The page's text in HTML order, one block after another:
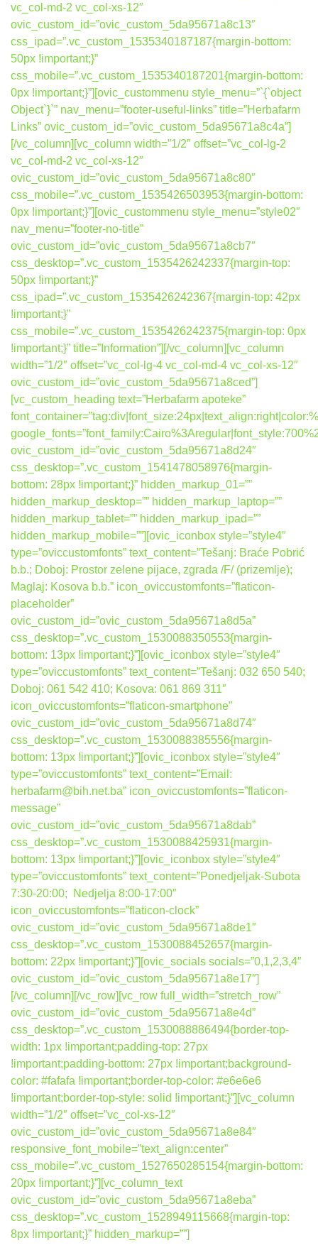
vc_col-md-2 vc_col-xs-12″
ovic_custom_id=”ovic_custom_5da95671a8c13″
css_ipad=”.vc_custom_1535340187187{margin-bottom:
50px !important;}”
css_mobile=”.vc_custom_1535340187201{margin-bottom:
0px !important;}”][ovic_custommenu style_menu=”`{`object
Object`}`” nav_menu=”footer-useful-links” title=”Herbafarm
Links” ovic_custom_id=”ovic_custom_5da95671a8c4a”]
[/vc_column][vc_column width=”1/2″ offset=”vc_col-lg-2
vc_col-md-2 vc_col-xs-12″
ovic_custom_id=”ovic_custom_5da95671a8c80″
css_mobile=”.vc_custom_1535426503953{margin-bottom:
0px !important;}”][ovic_custommenu style_menu=”style02″
nav_menu=”footer-no-title”
ovic_custom_id=”ovic_custom_5da95671a8cb7″
css_desktop=”.vc_custom_1535426242337{margin-top:
50px !important;}”
css_ipad=”.vc_custom_1535426242367{margin-top: 42px
!important;}”
css_mobile=”.vc_custom_1535426242375{margin-top: 0px
!important;}” title=”Information”][/vc_column][vc_column
width=”1/2″ offset=”vc_col-lg-4 vc_col-md-4 vc_col-xs-12″
ovic_custom_id=”ovic_custom_5da95671a8ced”]
[vc_custom_heading text=”Herbafarm apoteke”
ovic_custom_id=”ovic_custom_5da95671a8d24″
css_desktop=”.vc_custom_1541478058976{margin-
bottom: 28px !important;}” hidden_markup_01=””
hidden_markup_desktop=”” hidden_markup_laptop=””
hidden_markup_tablet=”” hidden_markup_ipad=””
hidden_markup_mobile=””][ovic_iconbox style=”style4″
type=”oviccustomfonts” text_content=”Tešanj: Braće Pobrić
b.b.; Doboj: Prostor zelene pijace, zgrada /F/ (prizemlje);
Maglaj: Kosova b.b.” icon_oviccustomfonts=”flaticon-
placeholder”
ovic_custom_id=”ovic_custom_5da95671a8d5a”
css_desktop=”.vc_custom_1530088350553{margin-
bottom: 13px !important;}”][ovic_iconbox style=”style4″
type=”oviccustomfonts” text_content=”Tešanj: 032 650 540;
Doboj: 061 542 410; Kosova: 061 869 311″
icon_oviccustomfonts=”flaticon-smartphone”
ovic_custom_id=”ovic_custom_5da95671a8d74″
css_desktop=”.vc_custom_1530088385556{margin-
bottom: 13px !important;}”][ovic_iconbox style=”style4″
type=”oviccustomfonts” text_content=”Email:
herbafarm@bih.net.ba” icon_oviccustomfonts=”flaticon-
message”
ovic_custom_id=”ovic_custom_5da95671a8dab”
css_desktop=”.vc_custom_1530088425931{margin-
bottom: 13px !important;}”][ovic_iconbox style=”style4″
type=”oviccustomfonts” text_content=”Ponedjeljak-Subota
7:30-20:00; Nedjelja 8:00-17:00″
icon_oviccustomfonts=”flaticon-clock”
ovic_custom_id=”ovic_custom_5da95671a8de1″
css_desktop=”.vc_custom_1530088452657{margin-
bottom: 22px !important;}”][ovic_socials socials=”0,1,2,3,4″
ovic_custom_id=”ovic_custom_5da95671a8e17″]
[/vc_column][/vc_row][vc_row full_width=”stretch_row”
ovic_custom_id=”ovic_custom_5da95671a8e4d”
css_desktop=”.vc_custom_1530088886494{border-top-
width: 1px !important;padding-top: 27px
!important;padding-bottom: 27px !important;background-
color: #fafafa !important;border-top-color: #e6e6e6
!important;border-top-style: solid !important;}”][vc_column
width=”1/2″ offset=”vc_col-xs-12″
ovic_custom_id=”ovic_custom_5da95671a8e84″
responsive_font_mobile=”text_align:center”
css_mobile=”.vc_custom_1527650285154{margin-bottom:
20px !important;}”][vc_column_text
ovic_custom_id=”ovic_custom_5da95671a8eba”
css_desktop=”.vc_custom_1528949115668{margin-top:
8px !important;}” hidden_markup=””]